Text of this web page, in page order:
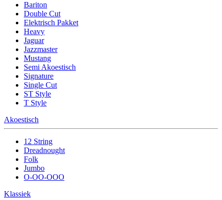
Bariton
Double Cut
Elektrisch Pakket
Heavy
Jaguar
Jazzmaster
Mustang
Semi Akoestisch
Signature
Single Cut
ST Style
T Style
Akoestisch
12 String
Dreadnought
Folk
Jumbo
O-OO-OOO
Klassiek